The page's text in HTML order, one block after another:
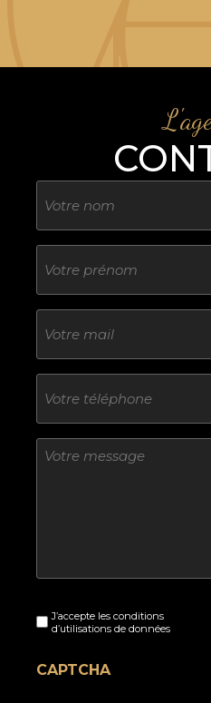
titre
mail
titre
titreJ’accepte les conditions
d’utilisations de données
CAPTCHA